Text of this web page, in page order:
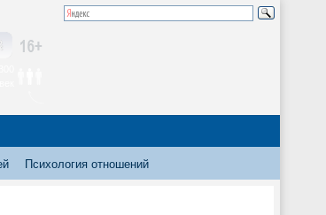
Психология отношений